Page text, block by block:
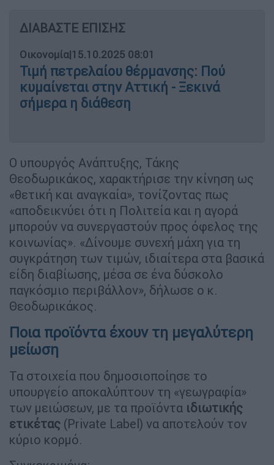
ΔΙΑΒΑΣΤΕ ΕΠΙΣΗΣ
Οικονομία|15.10.2025 08:01
Τιμή πετρελαίου θέρμανσης: Πού
κυμαίνεται στην Αττική - Ξεκινά
σήμερα η διάθεση
Ο υπουργός Ανάπτυξης, Τάκης
Θεοδωρικάκος, χαρακτήρισε την κίνηση ως
«θετική και αναγκαία», τονίζοντας πως
«αποδεικνύει ότι η Πολιτεία και η αγορά
μπορούν να συνεργαστούν προς όφελος της
κοινωνίας». «Δίνουμε συνεχή μάχη για τη
συγκράτηση των τιμών, ιδιαίτερα στα βασικά
είδη διαβίωσης, μέσα σε ένα δύσκολο
παγκόσμιο περιβάλλον», δήλωσε ο κ.
Θεοδωρικάκος.
Ποια προϊόντα έχουν τη μεγαλύτερη
μείωση
Τα στοιχεία που δημοσιοποίησε το
υπουργείο αποκαλύπτουν τη «γεωγραφία»
των μειώσεων, με τα προϊόντα ιδιωτικής
ετικέτας (Private Label) να αποτελούν τον
κύριο κορμό.